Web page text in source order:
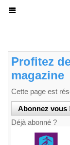
Profitez
magazine
Cette page est
Déjà abonné ?